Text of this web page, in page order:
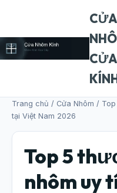
CỬA
CỬA
Trang chủ / Cửa Nhôm / Top
tại Việt Nam 2026
Top 5
nhôm uy